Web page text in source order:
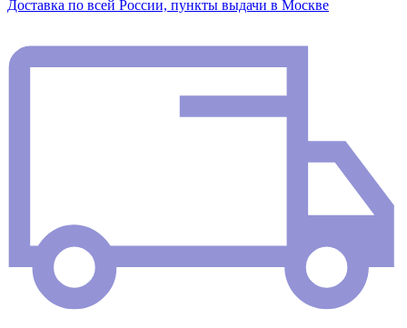
Доставка по всей России, пункты выдачи в Москве